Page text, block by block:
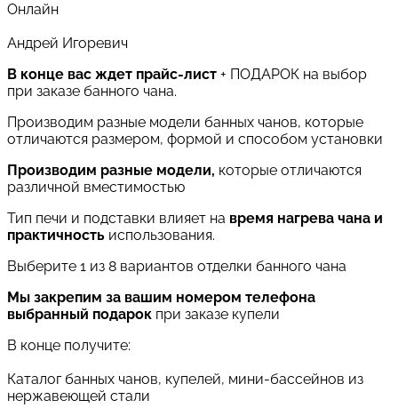
Онлайн
Андрей Игоревич
В конце вас ждет прайс-лист + ПОДАРОК на выбор
при заказе банного чана.
Производим разные модели банных чанов, которые
отличаются размером, формой и способом установки
Производим разные модели, которые отличаются
различной вместимостью
Тип печи и подставки влияет на время нагрева чана и
практичность использования.
Выберите 1 из 8 вариантов отделки банного чана
Мы закрепим за вашим номером телефона
выбранный подарок при заказе купели
В конце получите:
Каталог банных чанов, купелей, мини-бассейнов из
нержавеющей стали